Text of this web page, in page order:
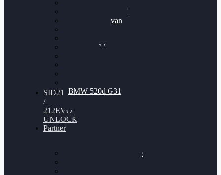
VW Passat 2.0TDI
VW T6 Multivan
BMW 120d
BMW 520d G31
SID212
/
212EVO
UNLOCK
Partner
Bilgenroth Performance